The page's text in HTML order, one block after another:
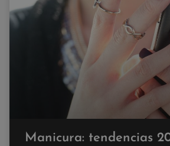
Manicura: tendencias